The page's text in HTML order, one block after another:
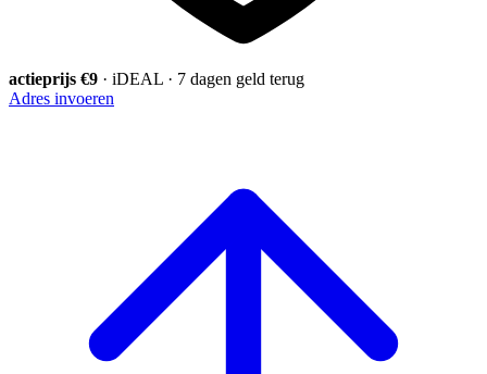
actieprijs €9 · iDEAL · 7 dagen geld terug
Adres invoeren